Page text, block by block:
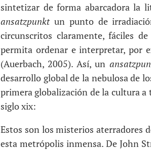
sintetizar de forma abarcadora la
ansatzpunktun punto de
circunscritos claramente, fáciles
permita ordenar e interpretar, por
(Auerbach, 2005). Así, un
desarrollo global de la nebulosa de
primera globalización de la cultura
siglo xix:
Estos son los misterios aterradores
esta metrópolis inmensa. De John